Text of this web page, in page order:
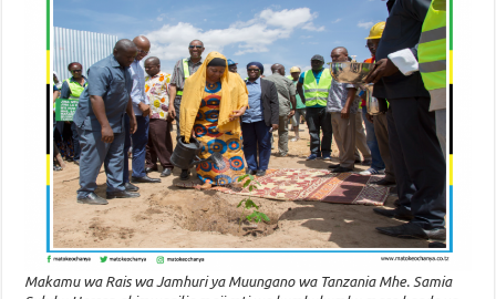
Makamu wa Rais wa Jamhuri ya Muungano wa Tanzania Mhe. Samia